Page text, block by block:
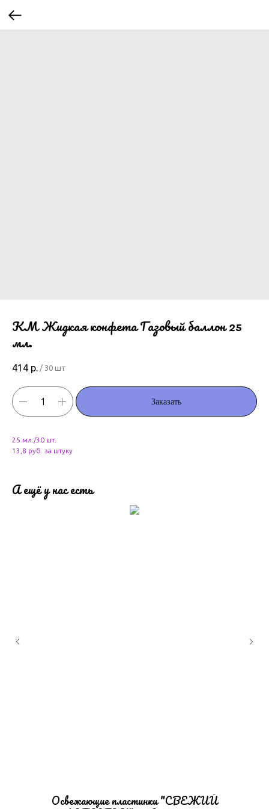
КМ Жидкая конфета Газовый баллон 25
мл.
414 р. / 30 шт
Заказать
25 мл./30 шт.
13,8 руб. за штуку
А ещё у нас есть
Освежающие пластинки "СВЕЖИЙ